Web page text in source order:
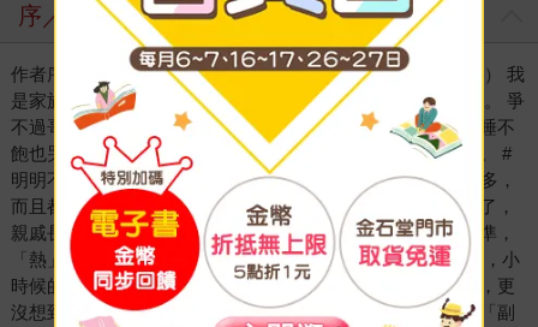
序／導讀
作者序 學會聲音表演後的奇妙「副作用」許伯琴（小妹媽媽） 我
是家族裡，聲音最難聽的小孩。 主要是因為我小時候太愛哭。 爭
不過哥哥姐姐哭、吃不到大棒雞腿哭、考試考不好哭、睡覺睡不
飽也哭，甚至——沒吹到姐姐生日蛋糕上的蠟燭，我也要哭。 #
明明不是我的生日 #但不管人家就是好想吹蠟燭嘛 實在哭太多，
而且都是扯著喉嚨聲嘶力竭的爆哭，就這樣把嗓子都給哭啞了，
親戚長輩常常笑我是「破鑼嗓子」。偏偏我的發音也不太標準，
「熱」和「樂」分不清，「四」和「十」也常常搞混。 所以，小
時候的我從來沒有想過，有一天自己居然能「靠聲音吃飯」，更
沒想到的是，學會聲音表演之後，人生開始出現一些奇妙的「副